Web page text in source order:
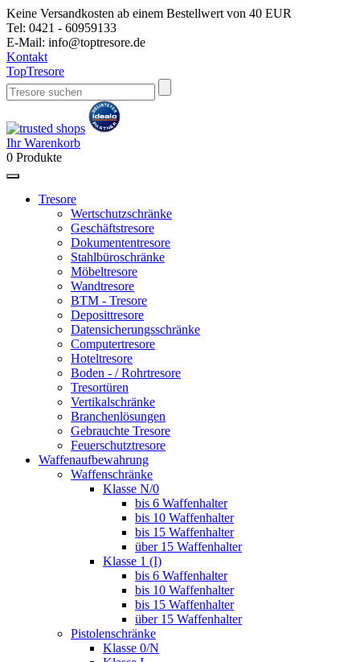
Keine Versandkosten ab einem Bestellwert von 40 EUR
Tel: 0421 - 60959133
E-Mail: info@toptresore.de
Kontakt
TopTresore
Ihr Warenkorb
0 Produkte
Tresore
Wertschutzschränke
Geschäftstresore
Dokumententresore
Stahlbüroschränke
Möbeltresore
Wandtresore
BTM - Tresore
Deposittresore
Datensicherungsschränke
Computertresore
Hoteltresore
Boden - / Rohrtresore
Tresortüren
Vertikalschränke
Branchenlösungen
Gebrauchte Tresore
Feuerschutztresore
Waffenaufbewahrung
Waffenschränke
Klasse N/0
bis 6 Waffenhalter
bis 10 Waffenhalter
bis 15 Waffenhalter
über 15 Waffenhalter
Klasse 1 (I)
bis 6 Waffenhalter
bis 10 Waffenhalter
bis 15 Waffenhalter
über 15 Waffenhalter
Pistolenschränke
Klasse 0/N